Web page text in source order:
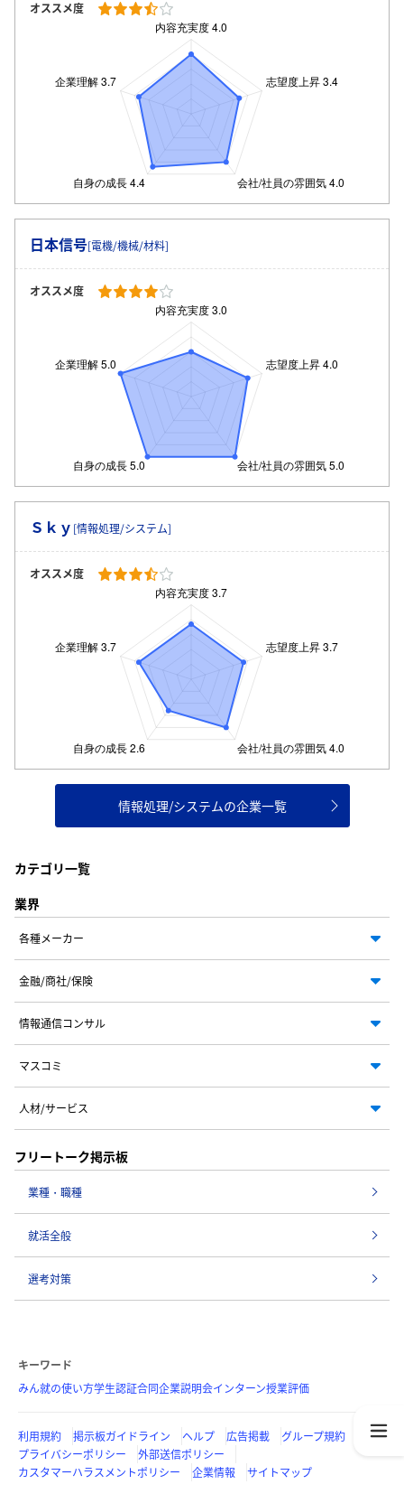
オススメ度
日本信号[電機/機械/材料]
オススメ度
Ｓｋｙ [情報処理/システム]
オススメ度
情報処理/システムの企業一覧
カテゴリ一覧
業界
各種メーカー
金融/商社/保険
情報通信コンサル
マスコミ
人材/サービス
フリートーク掲示板
業種・職種
就活全般
選考対策
キーワード
みん就の使い方学生認証合同企業説明会インターン授業評価
利用規約 掲示板ガイドライン ヘルプ 広告掲載
グループ規約
プライバシーポリシー
外部送信ポリシー
カスタマーハラスメントポリシー
企業情報 サイトマップ